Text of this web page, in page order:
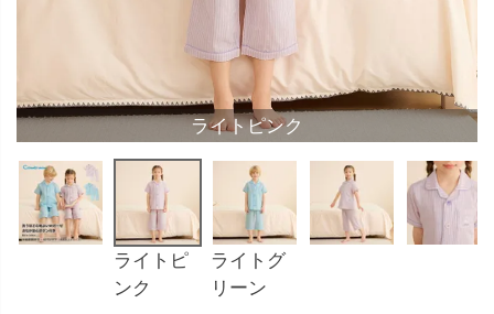
ライトピンク
ライトピ
ンク
ライトグ
リーン